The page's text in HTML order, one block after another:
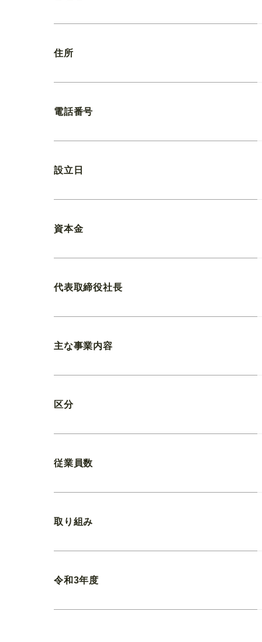
住所
電話番号
設立日
資本金
代表取締役社長
主な事業内容
区分
従業員数
取り組み
令和3年度